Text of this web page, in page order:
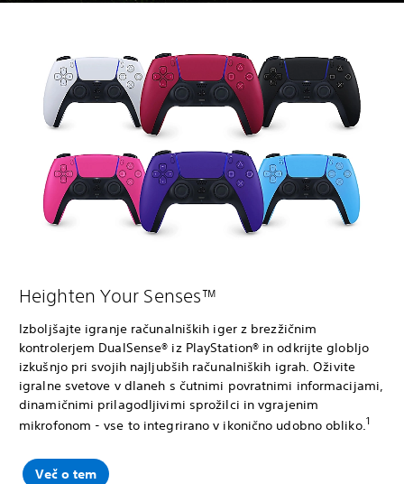
Heighten Your Senses™
Izboljšajte igranje računalniških iger z brezžičnim
kontrolerjem DualSense® iz PlayStation® in odkrijte globljo
izkušnjo pri svojih najljubših računalniških igrah. Oživite
igralne svetove v dlaneh s čutnimi povratnimi informacijami,
dinamičnimi prilagodljivimi sprožilci in vgrajenim
mikrofonom - vse to integrirano v ikonično udobno obliko.1
Več o tem